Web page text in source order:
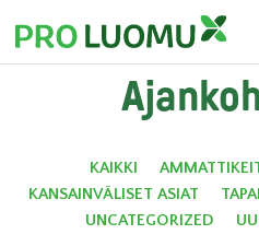
KAIKKI
KANSAINVÄLISET ASIAT
UNCATEGORIZED